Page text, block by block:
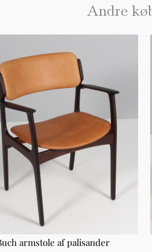
Andre
armstole af palisander